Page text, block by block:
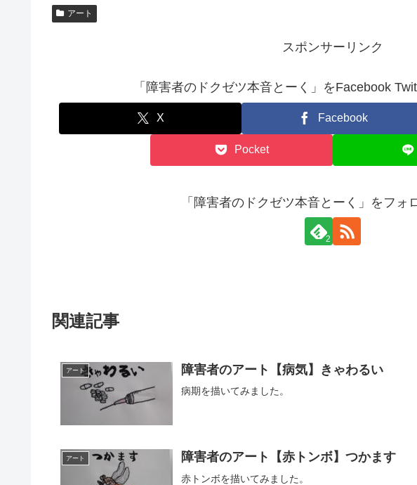
アート
スポンサーリンク
「障害者のドクゼツ本音とーく」をFacebook
X Facebook
Pocket
「障害者のドクゼツ本音とーく」をフォ
2
関連記事
アート 障害者のアート【病気】きゃわるい
病期を描いてみました。
アート 障害者のアート【赤トンボ】つかます
赤トンボを描いてみました。